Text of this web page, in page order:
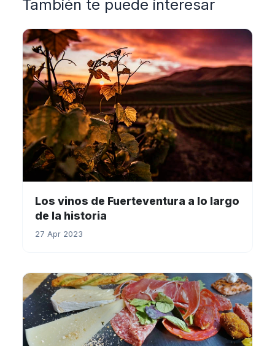
También te puede interesar
Los vinos de Fuerteventura a lo largo
de la historia
27 Apr 2023